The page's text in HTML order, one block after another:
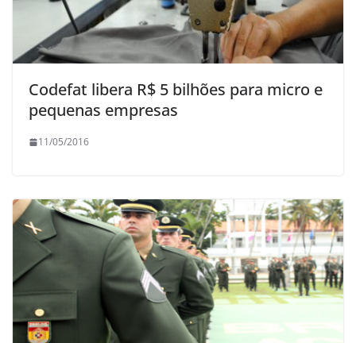
Codefat libera R$ 5 bilhões para micro e
pequenas empresas
11/05/2016